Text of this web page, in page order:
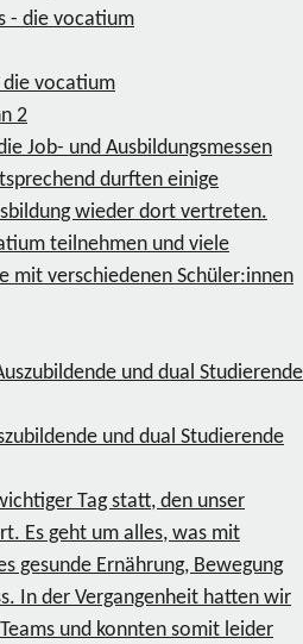
die vocatium
2
Job- und Ausbildungsmessen
durften einige
wieder dort vertreten.
teilnehmen und viele
mit verschiedenen Schüler:innen
und dual Studierende
Tag statt, den unser
Es geht um alles, was mit
gesunde Ernährung, Bewegung
In der Vergangenheit hatten wir
und konnten somit leider